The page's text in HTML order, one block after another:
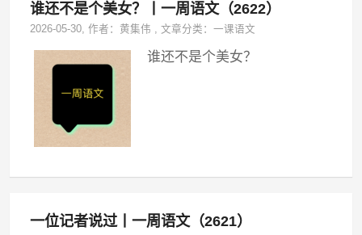
谁还不是个美女？丨一周语文（2622）
2026-05-30, 作者：黄集伟 ,文章分类：一课语文
谁还不是个美女？
一位记者说过丨一周语文（2621）